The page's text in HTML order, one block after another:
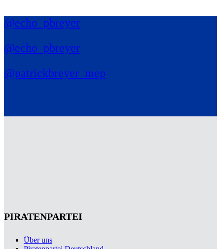
@echo_pbreyer
@echo_pbreyer
@patrickbreyer_mep
PIRATENPARTEI
Über uns